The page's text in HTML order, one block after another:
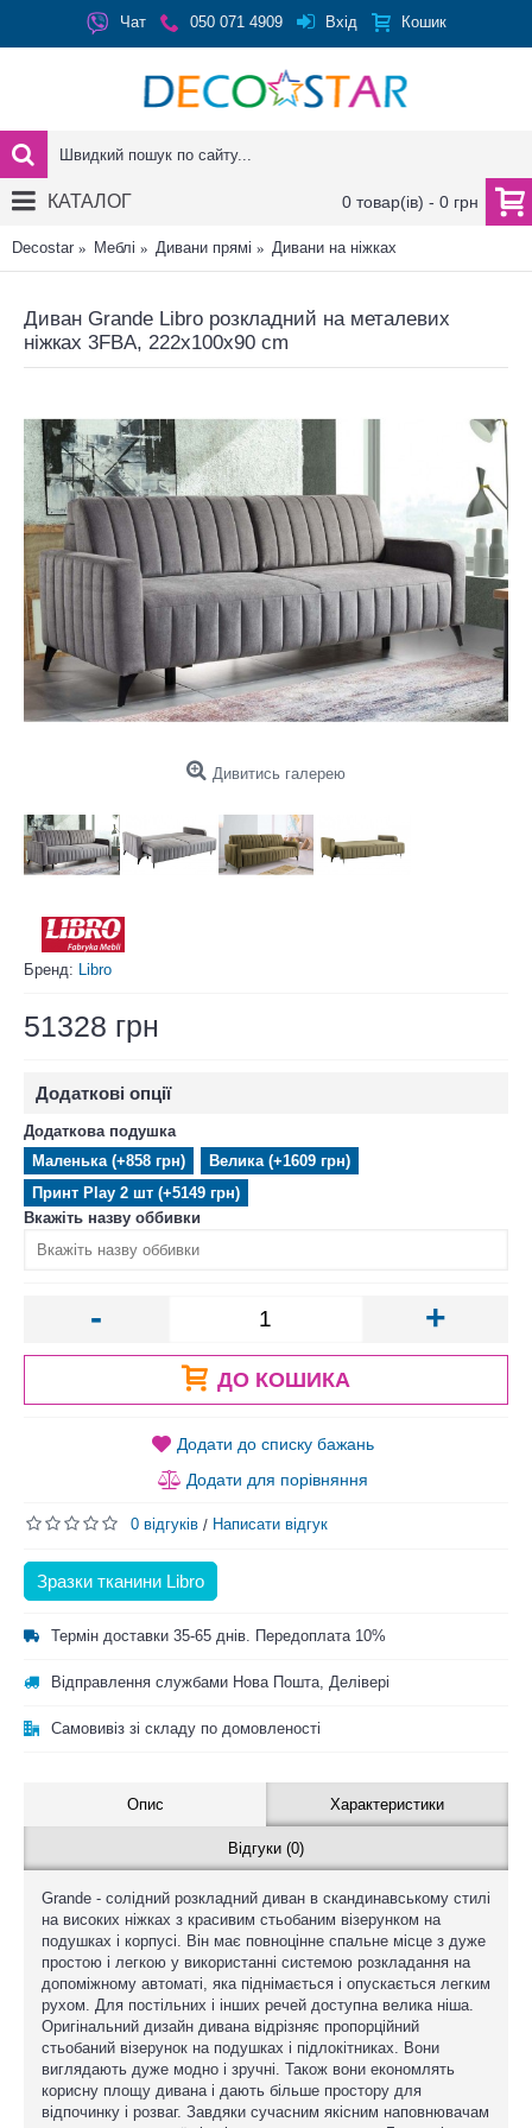
Чат 050 071 4909 Вхід Кошик
0 товар(ів) - 0 грн
КАТАЛОГ
Decostar Меблі Дивани прямі Дивани на ніжках
Диван Grande Libro розкладний на металевих
ніжках 3FBA, 222x100x90 cm
Дивитись галерею
Бренд: Libro
51328 грн
Додаткові опції
Додаткова подушка
Маленька (+858 грн)
Велика (+1609 грн)
Принт Play 2 шт (+5149 грн)
Вкажіть назву оббивки
- +
ДО КОШИКА
Додати до списку бажань
Додати для порівняння
0 відгуків / Написати відгук
Зразки тканини Libro
Термін доставки 35-65 днів. Передоплата 10%
Відправлення службами Нова Пошта, Делівері
Самовивіз зі складу по домовленості
Опис Характеристики
Відгуки (0)
Grande - солідний розкладний диван в скандинавському стилі
на високих ніжках з красивим стьобаним візерунком на
подушках і корпусі. Він має повноцінне спальне місце з дуже
простою і легкою у використанні системою розкладання на
допоміжному автоматі, яка піднімається і опускається легким
рухом. Для постільних і інших речей доступна велика ніша.
Оригінальний дизайн дивана відрізняє пропорційний
стьобаний візерунок на подушках і підлокітниках. Вони
виглядають дуже модно і зручні. Також вони економлять
корисну площу дивана і дають більше простору для
відпочинку і розваг. Завдяки сучасним якісним наповнювачам